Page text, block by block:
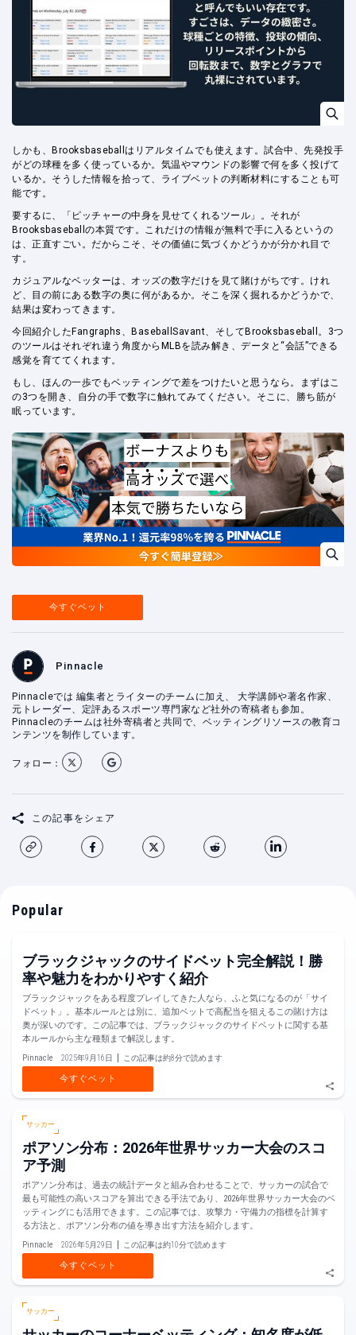
しかも、Brooksbaseballはリアルタイムでも使えます。試合中、先発投手
がどの球種を多く使っているか。気温やマウンドの影響で何を多く投げて
いるか。そうした情報を拾って、ライブベットの判断材料にすることも可
能です。
要するに、「ピッチャーの中身を見せてくれるツール」。それが
Brooksbaseballの本質です。これだけの情報が無料で手に入るというの
は、正直すごい。だからこそ、その価値に気づくかどうかが分かれ目で
す。
カジュアルなベッターは、オッズの数字だけを見て賭けがちです。けれ
ど、目の前にある数字の奥に何があるか。そこを深く掘れるかどうかで、
結果は変わってきます。
今回紹介したFangraphs、BaseballSavant、そしてBrooksbaseball。3つ
のツールはそれぞれ違う角度からMLBを読み解き、データと“会話”できる
感覚を育ててくれます。
もし、ほんの一歩でもベッティングで差をつけたいと思うなら。まずはこ
の3つを開き、自分の手で数字に触れてみてください。そこに、勝ち筋が
眠っています。
今すぐベット
Pinnacle
Pinnacleでは 編集者とライターのチームに加え、 大学講師や著名作家、
元トレーダー、定評あるスポーツ専門家など社外の寄稿者も参加。
Pinnacleのチームは社外寄稿者と共同で、ベッティングリソースの教育コ
ンテンツを制作しています。
フォロー：
この記事をシェア
Popular
ブラックジャックのサイドベット完全解説！勝
率や魅力をわかりやすく紹介
ブラックジャックをある程度プレイしてきた人なら、ふと気になるのが「サイ
ドベット」。基本ルールとは別に、追加ベットで高配当を狙えるこの賭け方は
奥が深いのです。この記事では、ブラックジャックのサイドベットに関する基
本ルールから主な種類まで解説します。
Pinnacle 2025年9月16日 この記事は約8分で読めます
今すぐベット
サッカー
ポアソン分布：2026年世界サッカー大会のスコ
ア予測
ポアソン分布は、過去の統計データと組み合わせることで、サッカーの試合で
最も可能性の高いスコアを算出できる手法であり、2026年世界サッカー大会のベ
ッティングにも活用できます。この記事では、攻撃力・守備力の指標を計算す
る方法と、ポアソン分布の値を導き出す方法を紹介します。
Pinnacle 2026年5月29日 この記事は約10分で読めます
今すぐベット
サッカー